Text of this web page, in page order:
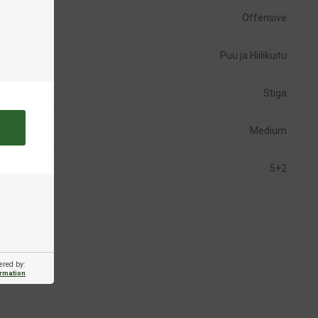
by:
Offensive
Puu ja Hiilikuitu
Stiga
Medium
5+2